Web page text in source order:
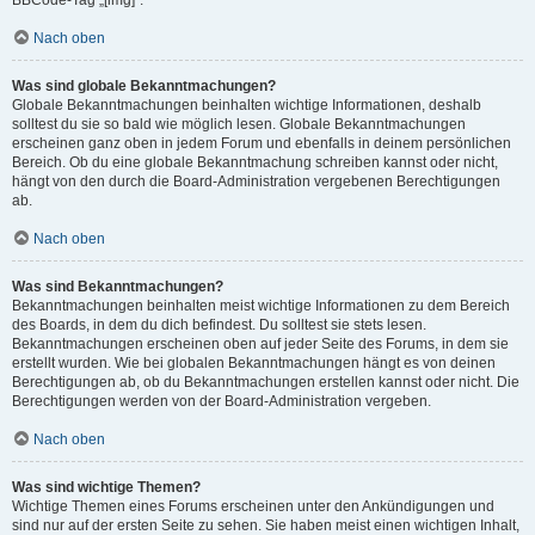
Nach oben
Was sind globale Bekanntmachungen?
Globale Bekanntmachungen beinhalten wichtige Informationen, deshalb
solltest du sie so bald wie möglich lesen. Globale Bekanntmachungen
erscheinen ganz oben in jedem Forum und ebenfalls in deinem persönlichen
Bereich. Ob du eine globale Bekanntmachung schreiben kannst oder nicht,
hängt von den durch die Board-Administration vergebenen Berechtigungen
ab.
Nach oben
Was sind Bekanntmachungen?
Bekanntmachungen beinhalten meist wichtige Informationen zu dem Bereich
des Boards, in dem du dich befindest. Du solltest sie stets lesen.
Bekanntmachungen erscheinen oben auf jeder Seite des Forums, in dem sie
erstellt wurden. Wie bei globalen Bekanntmachungen hängt es von deinen
Berechtigungen ab, ob du Bekanntmachungen erstellen kannst oder nicht. Die
Berechtigungen werden von der Board-Administration vergeben.
Nach oben
Was sind wichtige Themen?
Wichtige Themen eines Forums erscheinen unter den Ankündigungen und
sind nur auf der ersten Seite zu sehen. Sie haben meist einen wichtigen Inhalt,